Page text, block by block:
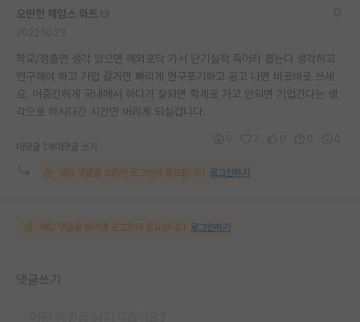
오만한 제임스 와트
학교/정출연 생각 있으면 해외포닥 가서 단기실적 죽어라 뽑는다 생각하고
연구해야 하고 기업 갈거면 빠리게 연구포기하고 공고 나면 바로바로 쓰세
요. 어중간하게 국내에서 하다가 잘되면 학계로 가고 안되면 기업간다는 생
각으로 하시다간 시간만 버리게 되실겁니다.
대댓글 1개 대댓글 쓰기
해당 댓글을 보려면 로그인이 필요합니다. 로그인하기
해당 댓글을 보려면 로그인이 필요합니다. 로그인하기
댓글쓰기